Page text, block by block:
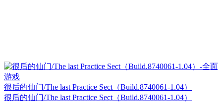
很后的仙门/The last Practice Sect（Build.8740061-1.04）
很后的仙门/The last Practice Sect（Build.8740061-1.04）